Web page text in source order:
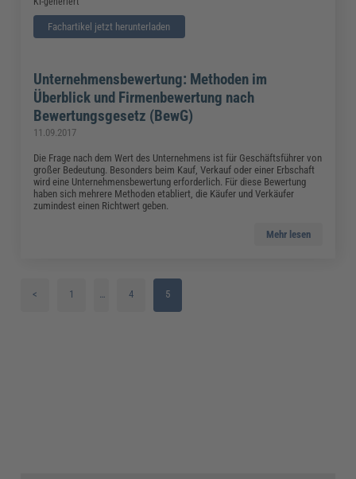
Fachartikel jetzt herunterladen
Unternehmensbewertung: Methoden im
Überblick und Firmenbewertung nach
Bewertungsgesetz (BewG)
11.09.2017
Die Frage nach dem Wert des Unternehmens ist für Geschäftsführer von
großer Bedeutung. Besonders beim Kauf, Verkauf oder einer Erbschaft
wird eine Unternehmensbewertung erforderlich. Für diese Bewertung
haben sich mehrere Methoden etabliert, die Käufer und Verkäufer
zumindest einen Richtwert geben.
Mehr lesen
< 1 … 4 5